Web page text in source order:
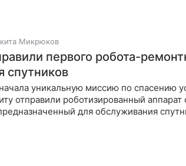
Микрюков
первого робота-
спутников
уникальную миссию по спасению
отправили роботизированный аппарат
для обслуживания